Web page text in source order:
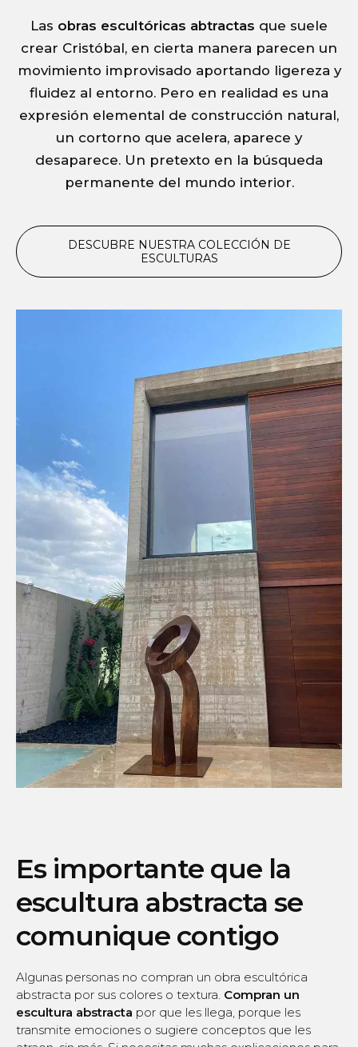
Las obras escultóricas abtractas que suele
crear Cristóbal, en cierta manera parecen un
movimiento improvisado aportando ligereza y
fluidez al entorno. Pero en realidad es una
expresión elemental de construcción natural,
un cortorno que acelera, aparece y
desaparece. Un pretexto en la búsqueda
permanente del mundo interior.
DESCUBRE NUESTRA COLECCIÓN DE
ESCULTURAS
Es importante que la
escultura abstracta se
comunique contigo
Algunas personas no compran un obra escultórica
abstracta por sus colores o textura. Compran un
escultura abstracta por que les llega, porque les
transmite emociones o sugiere conceptos que les